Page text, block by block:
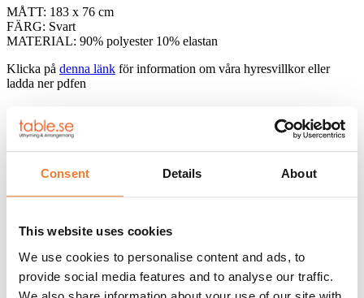
Consent Details About
This website uses cookies
We use cookies to personalise content and ads, to
provide social media features and to analyse our traffic.
MÅTT: 183 x 76 cm
FÄRG: Svart
MATERIAL: 90% polyester 10% elastan
Klicka på denna länk för information om våra hyresvillkor eller
ladda ner pdfen
Telefon:08-50 000 450
E-post: info@table.se
Öppettider:
Måndag – fredag 08.00 – 17.00
Svart duk 240×130 cm